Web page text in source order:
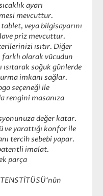
ayarı
mevcuttur.
veya bilgisayarını
priz mevcuttur.
ısıtır. Diğer
farklı olarak vücudun
ısıtarak soğuk günlerde
imkanı sağlar.
seçeneği ile
rengini masanıza
değer katar.
ve yarattığı konfor ile
tercih sebebi yapar.
imalat.
parça